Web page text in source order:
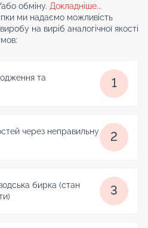
обміну. Докладніше...
ми надаємо можливість
на виріб аналогічної якості
та
1
через неправильну
2
бирка (стан
3